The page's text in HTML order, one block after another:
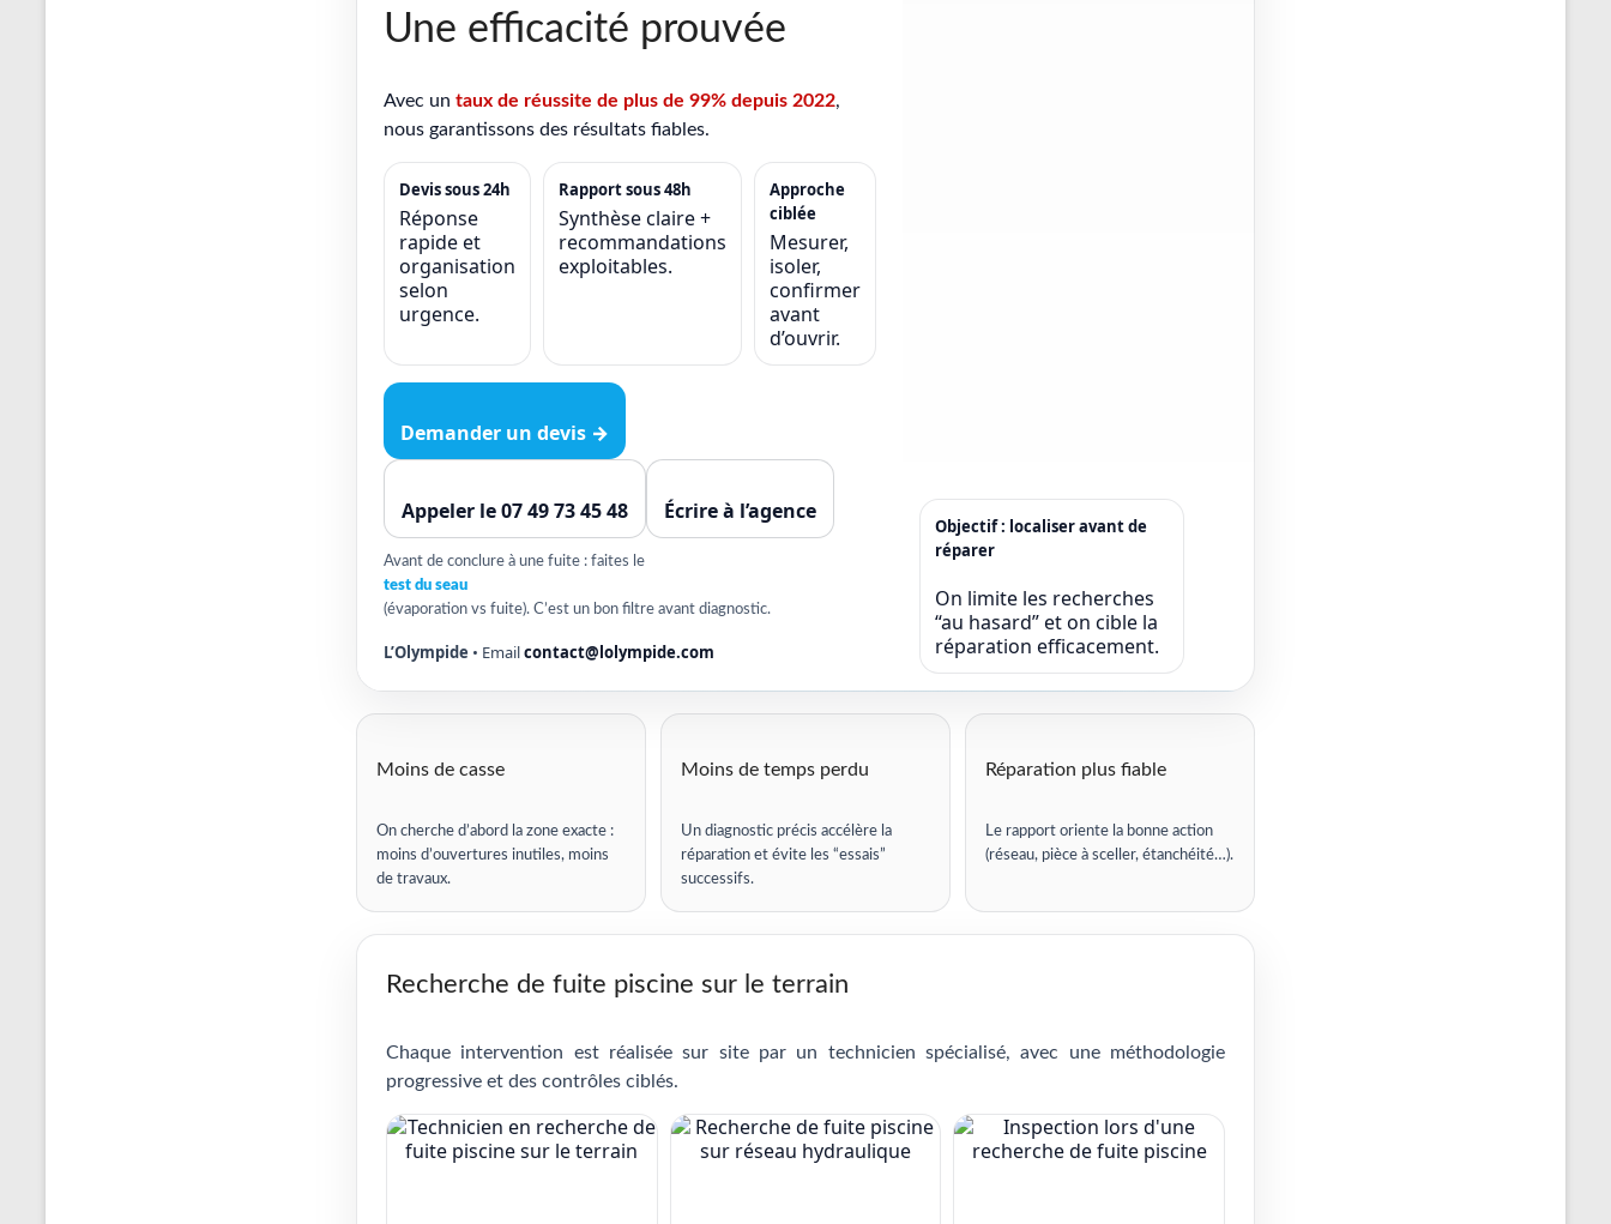
Une efficacité prouvée
Avec un taux de réussite de plus de 99% depuis 2022,
nous garantissons des résultats fiables.
Devis sous 24h
Réponse
rapide et
organisation
selon
urgence.
Rapport sous 48h
Synthèse claire +
recommandations
exploitables.
Approche
ciblée
Mesurer,
isoler,
confirmer
avant
d’ouvrir.
Demander un devis →
Appeler le 07 49 73 45 48 Écrire à l’agence
Avant de conclure à une fuite : faites le
test du seau
(évaporation vs fuite). C’est un bon filtre avant diagnostic.
L’Olympide • Emailcontact@lolympide.com
Objectif : localiser avant de
réparer
On limite les recherches
“au hasard” et on cible la
réparation efficacement.
Moins de casse
On cherche d’abord la zone exacte :
moins d’ouvertures inutiles, moins
de travaux.
Moins de temps perdu
Un diagnostic précis accélère la
réparation et évite les “essais”
successifs.
Réparation plus fiable
Le rapport oriente la bonne action
(réseau, pièce à sceller, étanchéité…).
Recherche de fuite piscine sur le terrain
Chaque intervention est réalisée sur site par un technicien spécialisé, avec une méthodologie
progressive et des contrôles ciblés.